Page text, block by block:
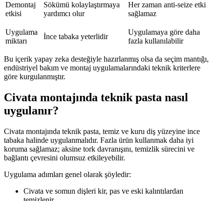
Demontaj
etkisi
Sökümü kolaylaştırmaya
yardımcı olur
Her zaman anti-seize etki
sağlamaz
Uygulama
miktarı
İnce tabaka yeterlidir
Uygulamaya göre daha
fazla kullanılabilir
Bu içerik yapay zeka desteğiyle hazırlanmış olsa da seçim mantığı,
endüstriyel bakım ve montaj uygulamalarındaki teknik kriterlere
göre kurgulanmıştır.
Civata montajında teknik pasta nasıl
uygulanır?
Civata montajında teknik pasta, temiz ve kuru diş yüzeyine ince
tabaka halinde uygulanmalıdır. Fazla ürün kullanmak daha iyi
koruma sağlamaz; aksine tork davranışını, temizlik sürecini ve
bağlantı çevresini olumsuz etkileyebilir.
Uygulama adımları genel olarak şöyledir:
Civata ve somun dişleri kir, pas ve eski kalıntılardan